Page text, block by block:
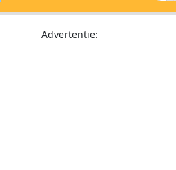
Advertentie: